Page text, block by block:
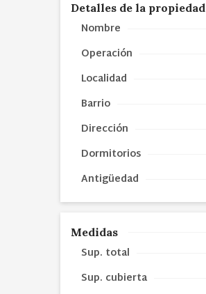
Detalles de la propiedad
Nombre
Operación
Localidad
Barrio
Dirección
Dormitorios
Antigüedad
Medidas
Sup. total
Sup. cubierta